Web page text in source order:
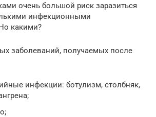
очень большой риск заразиться
инфекционными
какими?
заболеваний, получаемых после
инфекции: ботулизм, столбняк,